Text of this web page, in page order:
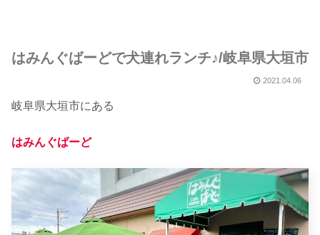
はみんぐばーどで犬連れランチ♪/岐阜県大垣市
2021.04.06
岐阜県大垣市にある
はみんぐばーど